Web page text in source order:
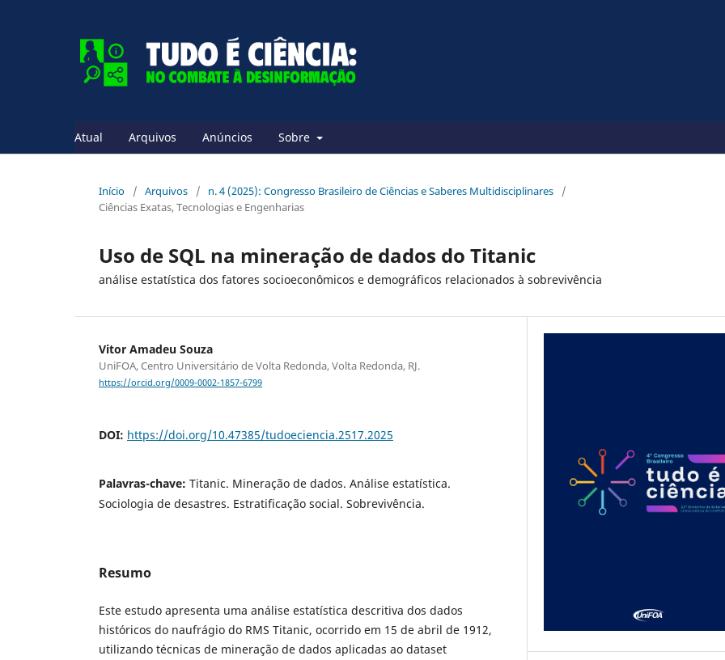
Atual Arquivos Anúncios Sobre
Início / Arquivos / n. 4 (2025): Congresso Brasileiro de Ciências e Saberes Multidisciplinares
/
Ciências Exatas, Tecnologias e Engenharias
Uso de SQL na mineração de dados do Titanic
análise estatística dos fatores socioeconômicos e demográficos relacionados à sobrevivência
Vitor Amadeu Souza
UniFOA, Centro Universitário de Volta Redonda, Volta Redonda, RJ.
https://orcid.org/0009-0002-1857-6799
DOI: https://doi.org/10.47385/tudoeciencia.2517.2025
Palavras-chave: Titanic. Mineração de dados. Análise estatística.
Sociologia de desastres. Estratificação social. Sobrevivência.
Resumo
Este estudo apresenta uma análise estatística descritiva dos dados
históricos do naufrágio do RMS Titanic, ocorrido em 15 de abril de 1912,
utilizando técnicas de mineração de dados aplicadas ao dataset